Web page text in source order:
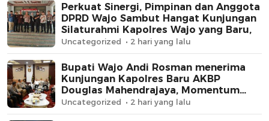
Perkuat Sinergi, Pimpinan dan Anggota
DPRD Wajo Sambut Hangat Kunjungan
Silaturahmi Kapolres Wajo yang Baru,
Uncategorized 2 hari yang lalu
Bupati Wajo Andi Rosman menerima
Kunjungan Kapolres Baru AKBP
Douglas Mahendrajaya, Momentum
Memperkuat Sinergi
Uncategorized 2 hari yang lalu